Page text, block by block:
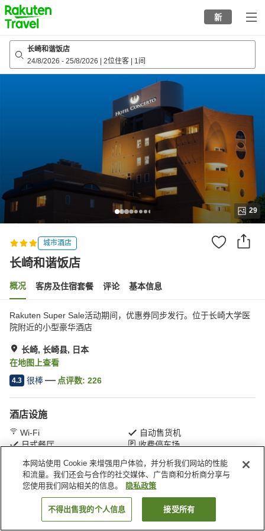
to
top
page
新
长崎和谐饭店
24/8/2026 - 25/8/2026 2位住客 1间
29
城市酒店
长崎和谐饭店
概况 客房及住宿套餐 评论 基本信息
Rakuten Super Sale活动期间，优惠券同步发行。位于长崎大学医
院附近的小型豪华酒店
长崎, 长崎县, 日本
在地图上查看
4.3 很棒 点评数: 226
酒店设施
Wi-Fi
自动售货机
日式餐厅
收费停车场
首页 日本 长崎县 长崎 长崎和谐饭店
搜索客房
本网站使用 Cookie 来增强用户体验，并分析我们网站的性能
和流量。我们还会与合作的社交媒体、广告商和分析商分享与
您使用我们网站相关的信息。
隐私政策
不得出售我的个人信息 接受所有